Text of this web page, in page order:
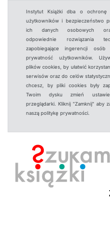
Instytut Książki dba o ochronę
użytkowników i bezpieczeństwo
ich danych osobowych
odpowiednie rozwiązania
zapobiegające ingerencji
prywatność użytkowników.
plików cookies, by ułatwić
serwisów oraz do celów
chcesz, by pliki cookies były
Twoim dysku zmień
przeglądarki. Kliknij "Zamknij" aby
naszą politykę prywatności.